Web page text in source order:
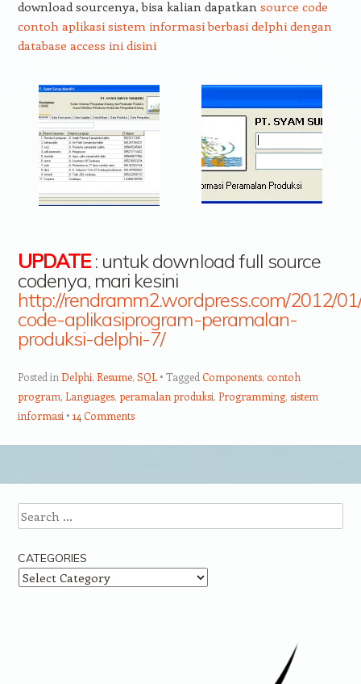
download sourcenya, bisa kalian dapatkan source code
contoh aplikasi sistem informasi berbasi delphi dengan
database access ini disini
UPDATE: untuk download full source
codenya, mari kesini
http://rendramm2.wordpress.com/2012/
code-aplikasiprogram-peramalan-
produksi-delphi-7/
Posted in Delphi, Resume, SQL Tagged Components, contoh
program, Languages, peramalan produksi, Programming, sistem
informasi
14 Comments
Search
CATEGORIES
Categories